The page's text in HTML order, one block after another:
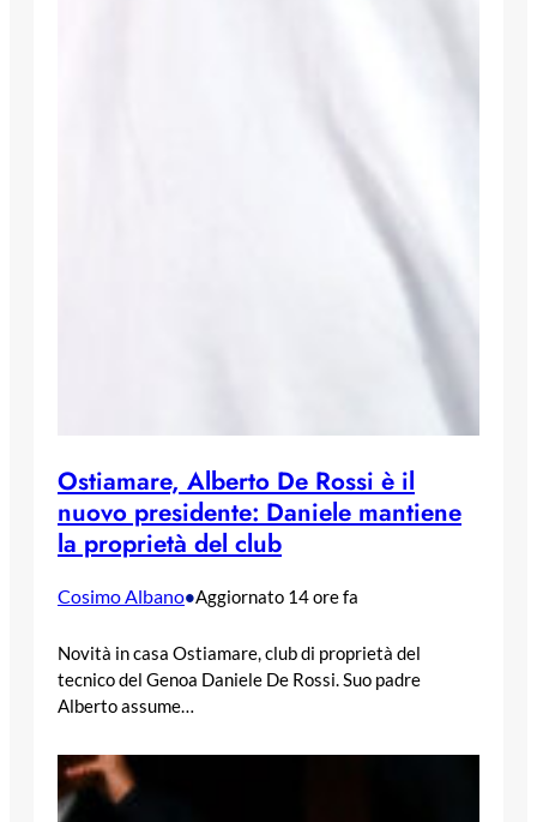
Ostiamare, Alberto De Rossi è il
nuovo presidente: Daniele mantiene
la proprietà del club
Cosimo Albano•Aggiornato 14 ore fa
Novità in casa Ostiamare, club di proprietà del
tecnico del Genoa Daniele De Rossi. Suo padre
Alberto assume…